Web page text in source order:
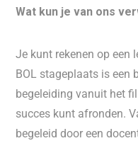
Wat kun je van ons
Je kunt rekenen op een
BOL stageplaats is een
begeleiding vanuit het
succes kunt afronden.
begeleid door een